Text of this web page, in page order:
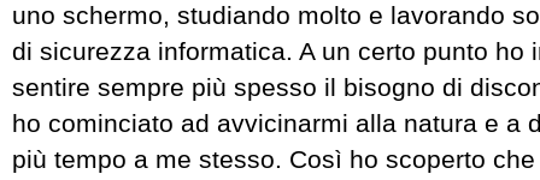
uno schermo, studiando molto e lavorando
di sicurezza informatica. A un certo punto ho
sentire sempre più spesso il bisogno di
ho cominciato ad avvicinarmi alla natura e a
più tempo a me stesso. Così ho scoperto